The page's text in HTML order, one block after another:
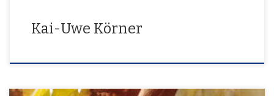
Kai-Uwe Körner